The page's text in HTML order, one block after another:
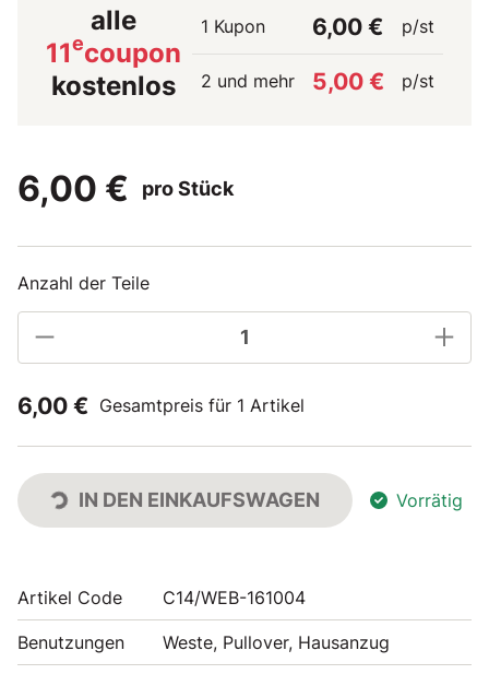
alle
11ecoupon
kostenlos
1 Kupon 6,00 € p/st
2 und mehr 5,00 € p/st
6,00 € pro Stück
Anzahl der Teile
6,00 € Gesamtpreis für 1 Artikel
IN DEN EINKAUFSWAGEN Vorrätig
Artikel Code C14/WEB-161004
Benutzungen Weste, Pullover, Hausanzug